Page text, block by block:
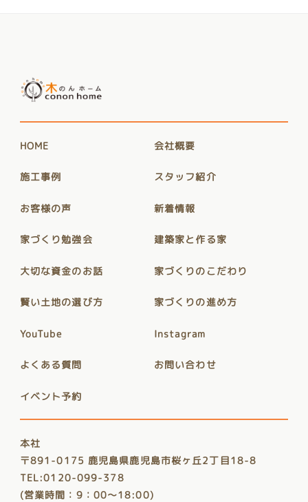
HOME 会社概要
施工事例 スタッフ紹介
お客様の声 新着情報
家づくり勉強会 建築家と作る家
大切な資金のお話 家づくりのこだわり
賢い土地の選び方 家づくりの進め方
YouTube Instagram
よくある質問 お問い合わせ
イベント予約
本社
〒891-0175 鹿児島県鹿児島市桜ヶ丘2丁目18-8
TEL:0120-099-378
(営業時間：9：00～18:00)